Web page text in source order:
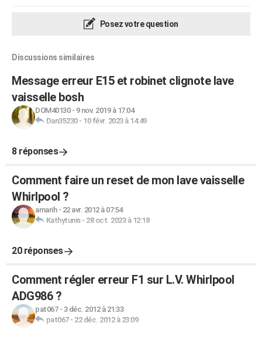
Posez votre question
Discussions similaires
Message erreur E15 et robinet clignote lave
vaisselle bosh
DOM40130- 9 nov. 2019 à 17:04
Dan35230- 10 févr. 2023 à 14:49
8 réponses
Comment faire un reset de mon lave vaisselle
Whirlpool ?
amarih- 22 avr. 2012 à 07:54
Kathytunis- 28 oct. 2023 à 12:18
20 réponses
Comment régler erreur F1 sur L.V. Whirlpool
ADG986 ?
pat067- 3 déc. 2012 à 21:33
pat067- 22 déc. 2012 à 23:09